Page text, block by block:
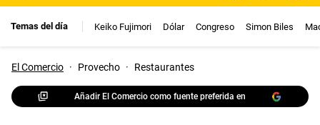
Temas del día Keiko Fujimori Dólar Congreso Simon Biles
El Comercio · Provecho · Restaurantes
Añadir El Comercio como fuente preferida en